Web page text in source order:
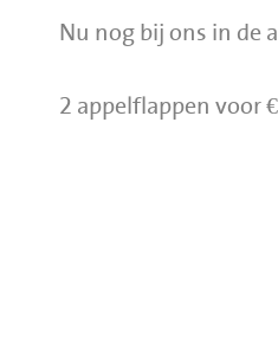
Nu nog bij ons in de
2 appelflappen voor